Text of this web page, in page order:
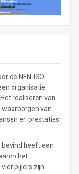
de NEN-ISO
organisatie
realiseren van
van
en prestaties
bevind heeft een
het
pijlers zijn